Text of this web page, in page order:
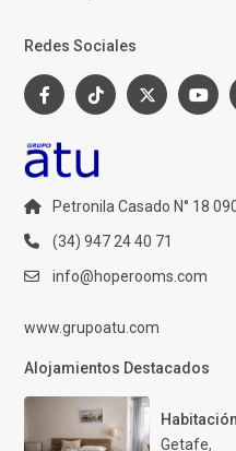
Redes Sociales
Petronila Casado N° 18
(34) 947 24 40 71
info@hoperooms.com
www.grupoatu.com
Alojamientos Destacados
Getafe,